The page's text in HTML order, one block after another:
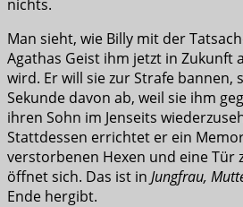
nichts.
Man sieht, wie Billy mit der
Agathas Geist ihm jetzt in Zukunft
wird. Er will sie zur Strafe bannen,
Sekunde davon ab, weil sie ihm
ihren Sohn im Jenseits
Stattdessen errichtet er ein
verstorbenen Hexen und eine Tür
öffnet sich. Das ist in Jungfrau,
Ende hergibt.